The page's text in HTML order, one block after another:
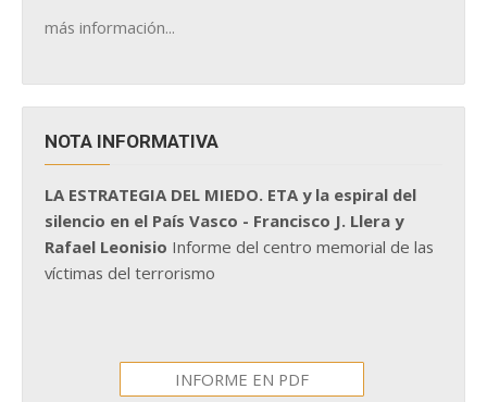
más información...
NOTA INFORMATIVA
LA ESTRATEGIA DEL MIEDO. ETA y la espiral del
silencio en el País Vasco - Francisco J. Llera y
Rafael Leonisio Informe del centro memorial de las
víctimas del terrorismo
INFORME EN PDF